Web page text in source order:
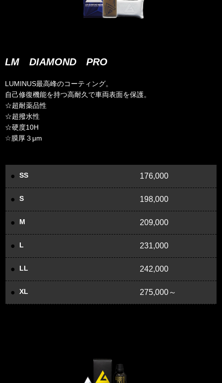
LM DIAMOND PRO
LUMINUS最高峰のコーティング。
自己修復機能を持つ高耐久で車両表面を保護。
☆超耐薬品性
☆超撥水性
☆硬度10H
☆膜厚３μm
SS 176,000
S 198,000
M 209,000
L 231,000
LL 242,000
XL 275,000～